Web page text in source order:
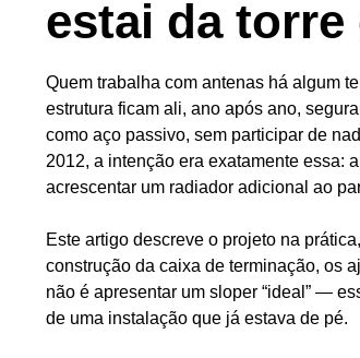
estai da
Quem trabalha com antenas há algum
estrutura ficam ali, ano após ano,
como aço passivo, sem participar de
2012, a intenção era exatamente essa:
acrescentar um radiador adicional ao
Este artigo descreve o projeto na
construção da caixa de terminação, os
não é apresentar um sloper “ideal” —
de uma instalação que já estava de pé.